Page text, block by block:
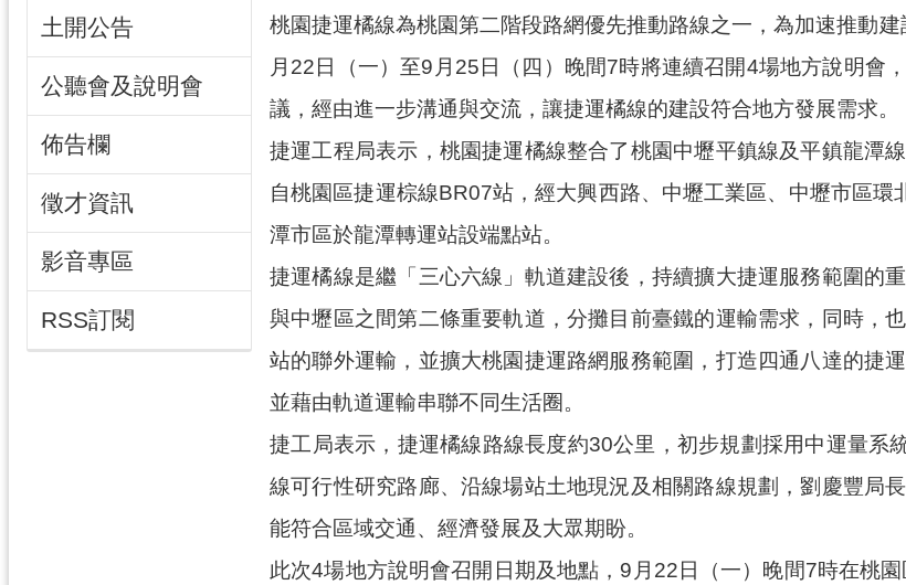
土開公告
公聽會及說明會
佈告欄
徵才資訊
影音專區
RSS訂閱
桃園捷運橘線為桃園第二階段路網優先推動路線之一，為加速推動
月22日（一）至9月25日（四）晚間7時將連續召開4場地方說明會
議，經由進一步溝通與交流，讓捷運橘線的建設符合地方發展需求。
捷運工程局表示，桃園捷運橘線整合了桃園中壢平鎮線及平鎮龍潭
自桃園區捷運棕線BR07站，經大興西路、中壢工業區、中壢市區
潭市區於龍潭轉運站設端點站。
捷運橘線是繼「三心六線」軌道建設後，持續擴大捷運服務範圍的
與中壢區之間第二條重要軌道，分攤目前臺鐵的運輸需求，同時，
站的聯外運輸，並擴大桃園捷運路網服務範圍，打造四通八達的捷
並藉由軌道運輸串聯不同生活圈。
捷工局表示，捷運橘線路線長度約30公里，初步規劃採用中運量
線可行性研究路廊、沿線場站土地現況及相關路線規劃，劉慶豐局
能符合區域交通、經濟發展及大眾期盼。
此次4場地方說明會召開日期及地點，9月22日（一）晚間7時在桃